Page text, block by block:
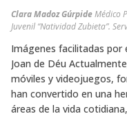
Clara Madoz GúrpideMédico Psiquiatra.
Juvenil “Natividad Zubieta”.
Imágenes facilitadas por
Joan de Déu
móviles y videojuegos,
han convertido en una
áreas de la vida